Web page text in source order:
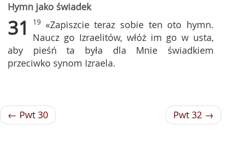
Hymn jako świadek
31 19 «Zapiszcie teraz sobie ten oto hymn.
Naucz go Izraelitów, włóż im go w usta,
aby pieśń ta była dla Mnie świadkiem
przeciwko synom Izraela.
← Pwt 30 Pwt 32 →